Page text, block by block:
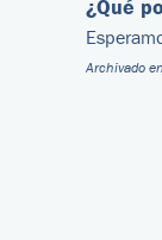
¿Qué
Archivado